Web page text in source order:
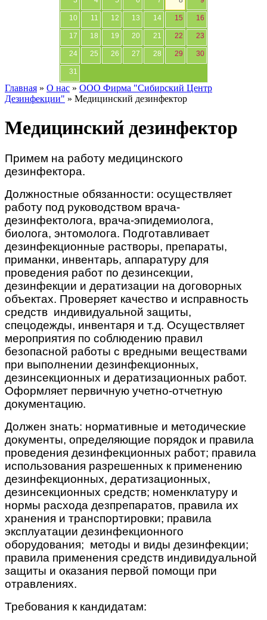
10 11 12 13 14 15 16
17 18 19 20 21 22 23
24 25 26 27 28 29 30
31
Главная » О нас » ООО Фирма "Сибирский Центр
Дезинфекции" » Медицинский дезинфектор
Медицинский дезинфектор
Примем на работу медицинского
дезинфектора.
Должностные обязанности: осуществляет
работу под руководством врача-
дезинфектолога, врача-эпидемиолога,
биолога, энтомолога. Подготавливает
дезинфекционные растворы, препараты,
приманки, инвентарь, аппаратуру для
проведения работ по дезинсекции,
дезинфекции и дератизации на договорных
объектах. Проверяет качество и исправность
средств индивидуальной защиты,
спецодежды, инвентаря и т.д. Осуществляет
мероприятия по соблюдению правил
безопасной работы с вредными веществами
при выполнении дезинфекционных,
дезинсекционных и дератизационных работ.
Оформляет первичную учетно-отчетную
документацию.
Должен знать: нормативные и методические
документы, определяющие порядок и правила
проведения дезинфекционных работ; правила
использования разрешенных к применению
дезинфекционных, дератизационных,
дезинсекционных средств; номенклатуру и
нормы расхода дезпрепаратов, правила их
хранения и транспортировки; правила
эксплуатации дезинфекционного
оборудования; методы и виды дезинфекции;
правила применения средств индивидуальной
защиты и оказания первой помощи при
отравлениях.
Требования к кандидатам: